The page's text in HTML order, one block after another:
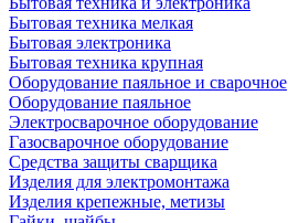
Бытовая техника мелкая
Бытовая электроника
Бытовая техника крупная
Оборудование паяльное и сварочное
Оборудование паяльное
Электросварочное оборудование
Газосварочное оборудование
Средства защиты сварщика
Изделия для электромонтажа
Изделия крепежные, метизы